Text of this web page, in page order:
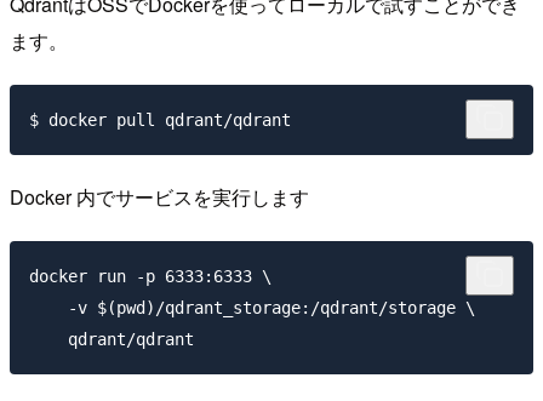
ます。
Docker 内でサービスを実行します
docker run -p 6333:6333 \
    -v $(pwd)/qdrant_storage:/qdrant/storage \